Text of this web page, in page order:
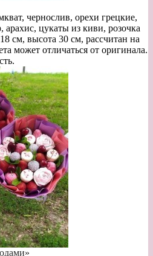
чернослив, орехи грецкие,
цукаты из киви, розочка
см, высота 30 см, рассчитан на
может отличаться от оригинала.